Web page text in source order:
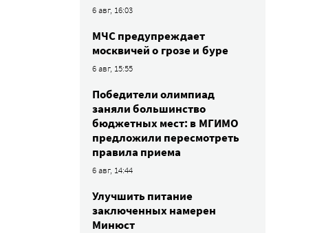
6 авг, 16:03
МЧС предупреждает
москвичей о грозе и буре
6 авг, 15:55
Победители олимпиад
заняли большинство
бюджетных мест: в МГИМО
предложили пересмотреть
правила приема
6 авг, 14:44
Улучшить питание
заключенных намерен
Минюст